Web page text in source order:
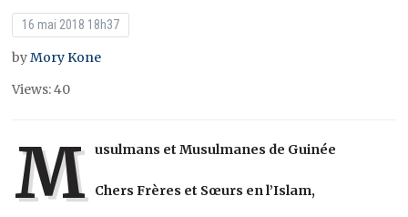
16 mai 2018 18h37
byMory Kone
Views: 40
M usulmans et Musulmanes de Guinée
Chers Frères et Sœurs en l’Islam,